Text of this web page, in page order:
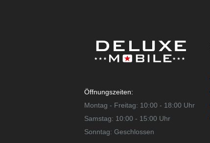
Öffnungszeiten:
Montag - Freitag: 10:00 - 18:00 Uhr
Samstag: 10:00 - 15:00 Uhr
Sonntag: Geschlossen